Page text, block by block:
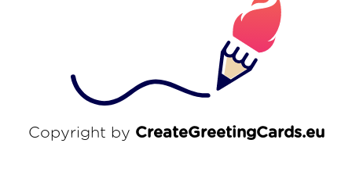
Copyright by CreateGreetingCards.eu